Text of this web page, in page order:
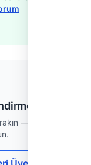
yok
— diğer